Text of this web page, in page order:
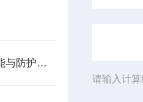
转速校验台的安全性能与防护措施
请输入计